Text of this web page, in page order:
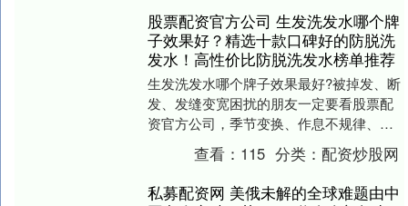
股票配资官方公司 生发洗发水哪个牌
子效果好？精选十款口碑好的防脱洗
发水！高性价比防脱洗发水榜单推荐
生发洗发水哪个牌子效果最好?被掉发、断
发、发缝变宽困扰的朋友一定要看股票配
资官方公司，季节变换、作息不规律、头
皮状态不佳，都会让掉发问题加重，选对
防脱洗发水，才....
查看： 115 分类：配资炒股网
私募配资网 美俄未解的全球难题由中